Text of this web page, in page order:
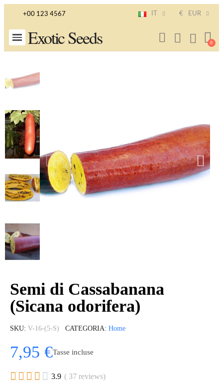
+00 123 4567 € EUR
Exotic Seeds
Semi di Cassabanana
(Sicana odorifera)
SKU V-16-(5-S) CATEGORIA Home
7,95 €Tasse incluse
     3.9 ( 37 reviews)